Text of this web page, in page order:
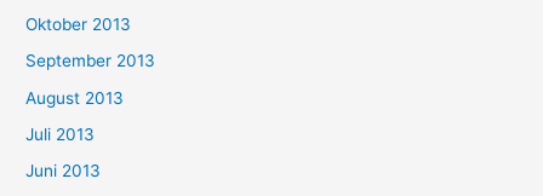
Oktober 2013
September 2013
August 2013
Juli 2013
Juni 2013